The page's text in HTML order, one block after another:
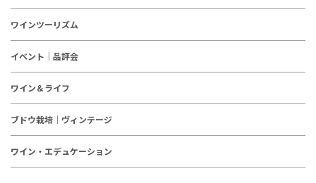
ワインツーリズム
イベント｜品評会
ワイン＆ライフ
ブドウ栽培｜ヴィンテージ
ワイン・エデュケーション